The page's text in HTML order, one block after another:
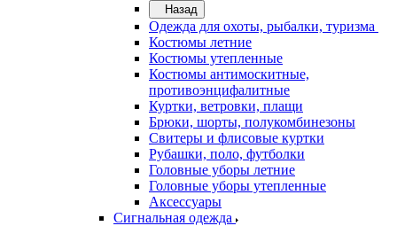
Назад
Одежда для охоты, рыбалки, туризма
Костюмы летние
Костюмы утепленные
Костюмы антимоскитные,
противоэнцифалитные
Куртки, ветровки, плащи
Брюки, шорты, полукомбинезоны
Свитеры и флисовые куртки
Рубашки, поло, футболки
Головные уборы летние
Головные уборы утепленные
Аксессуары
Сигнальная одежда